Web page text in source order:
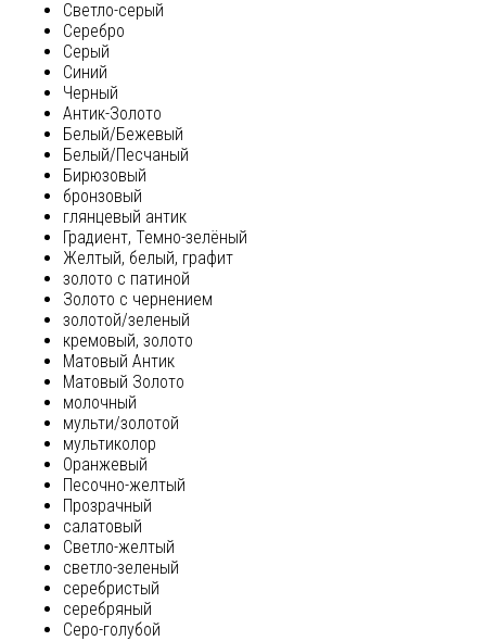
Светло-серый
Серебро
Серый
Синий
Черный
Антик-Золото
Белый/Бежевый
Белый/Песчаный
Бирюзовый
бронзовый
глянцевый антик
Градиент, Темно-зелёный
Желтый, белый, графит
золото с патиной
Золото с чернением
золотой/зеленый
кремовый, золото
Матовый Антик
Матовый Золото
молочный
мульти/золотой
мультиколор
Оранжевый
Песочно-желтый
Прозрачный
салатовый
Светло-желтый
светло-зеленый
серебристый
серебряный
Серо-голубой